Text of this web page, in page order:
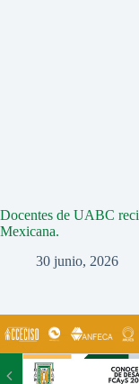
Docentes de UABC
Mexicana.
30 junio, 2026